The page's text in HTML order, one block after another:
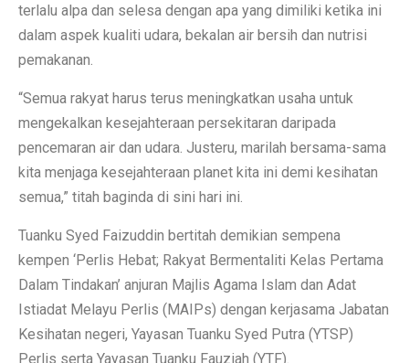
terlalu alpa dan selesa dengan apa yang dimiliki ketika ini
dalam aspek kualiti udara, bekalan air bersih dan nutrisi
pemakanan.
“Semua rakyat harus terus meningkatkan usaha untuk
mengekalkan kesejahteraan persekitaran daripada
pencemaran air dan udara. Justeru, marilah bersama-sama
kita menjaga kesejahteraan planet kita ini demi kesihatan
semua,” titah baginda di sini hari ini.
Tuanku Syed Faizuddin bertitah demikian sempena
kempen ‘Perlis Hebat; Rakyat Bermentaliti Kelas Pertama
Dalam Tindakan’ anjuran Majlis Agama Islam dan Adat
Istiadat Melayu Perlis (MAIPs) dengan kerjasama Jabatan
Kesihatan negeri, Yayasan Tuanku Syed Putra (YTSP)
Perlis serta Yayasan Tuanku Fauziah (YTF).